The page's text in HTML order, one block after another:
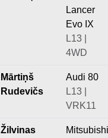
Lancer
Evo IX
L13 |
4WD
Mārtiņš
Rudevičs
Audi 80
L13 |
VRK11
Žilvinas
Mitsubishi